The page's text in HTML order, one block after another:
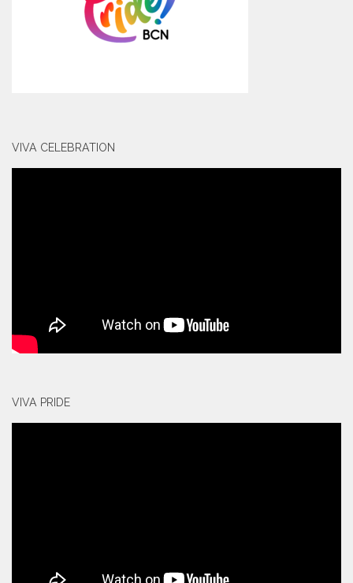
VIVA CELEBRATION
VIVA PRIDE